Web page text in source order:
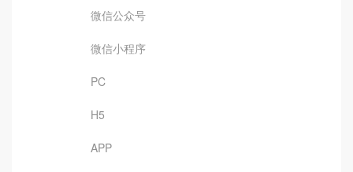
微信公众号
微信小程序
PC
H5
APP